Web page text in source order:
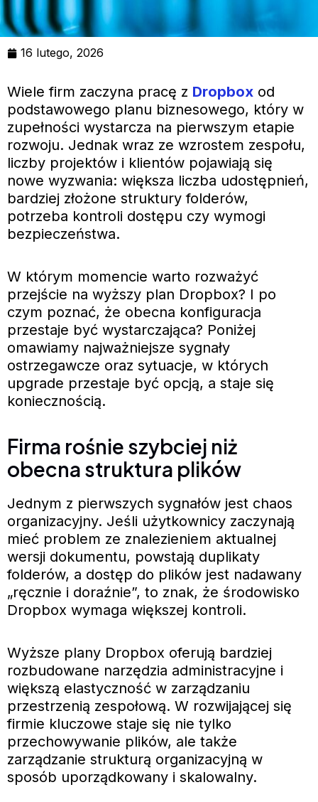
16 lutego, 2026
Wiele firm zaczyna pracę z Dropbox od
podstawowego planu biznesowego, który w
zupełności wystarcza na pierwszym etapie
rozwoju. Jednak wraz ze wzrostem zespołu,
liczby projektów i klientów pojawiają się
nowe wyzwania: większa liczba udostępnień,
bardziej złożone struktury folderów,
potrzeba kontroli dostępu czy wymogi
bezpieczeństwa.
W którym momencie warto rozważyć
przejście na wyższy plan Dropbox? I po
czym poznać, że obecna konfiguracja
przestaje być wystarczająca? Poniżej
omawiamy najważniejsze sygnały
ostrzegawcze oraz sytuacje, w których
upgrade przestaje być opcją, a staje się
koniecznością.
Firma rośnie szybciej niż
obecna struktura plików
Jednym z pierwszych sygnałów jest chaos
organizacyjny. Jeśli użytkownicy zaczynają
mieć problem ze znalezieniem aktualnej
wersji dokumentu, powstają duplikaty
folderów, a dostęp do plików jest nadawany
„ręcznie i doraźnie”, to znak, że środowisko
Dropbox wymaga większej kontroli.
Wyższe plany Dropbox oferują bardziej
rozbudowane narzędzia administracyjne i
większą elastyczność w zarządzaniu
przestrzenią zespołową. W rozwijającej się
firmie kluczowe staje się nie tylko
przechowywanie plików, ale także
zarządzanie strukturą organizacyjną w
sposób uporządkowany i skalowalny.